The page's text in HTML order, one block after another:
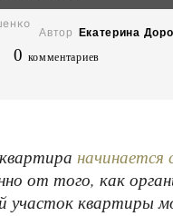
Автор Екатерина
0 комментариев
начинается
от того, как
участок квартиры